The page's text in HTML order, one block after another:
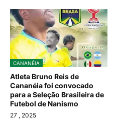
CANANÉIA
Atleta Bruno Reis de
Cananéia foi convocado
para a Seleção Brasileira de
Futebol de Nanismo
27 , 2025